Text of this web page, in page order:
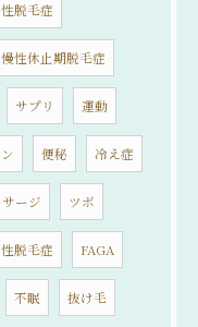
脱毛症
慢性休止期脱毛症
サプリ 運動
便秘 冷え症
ージ ツボ
脱毛症 FAGA
不眠 抜け毛